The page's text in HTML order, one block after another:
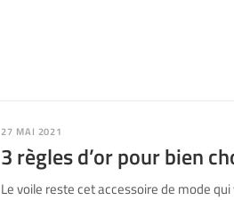
27 MAI 2021
3 règles d’or pour bien
Le voile reste cet accessoire de mode